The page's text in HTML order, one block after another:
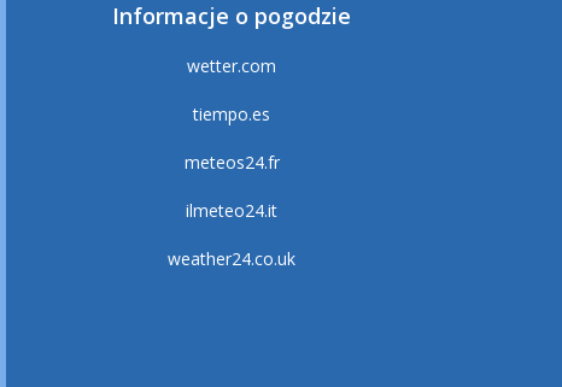
Informacje o pogodzie
wetter.com
tiempo.es
meteos24.fr
ilmeteo24.it
weather24.co.uk